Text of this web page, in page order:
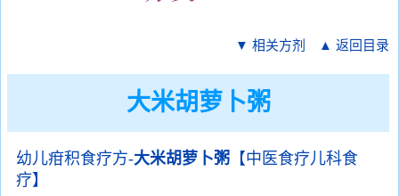
▼ 相关方剂 ▲ 返回目录
大米胡萝卜粥
幼儿疳积食疗方-大米胡萝卜粥 【中医食疗儿科食
疗】